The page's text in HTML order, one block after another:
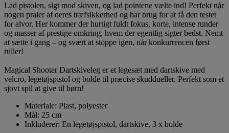
Lad pistolen, sigt mod skiven, og lad pointene vælte ind! Perfekt når
nogen praler af deres træfsikkerhed og har brug for at få den testet
for alvor. Her kommer der hurtigt fuldt fokus, korte, intense runder
og masser af prestige omkring, hvem der egentlig sigter bedst. Nemt
at sætte i gang – og svært at stoppe igen, når konkurrencen først
ruller!
Magical Shooter Dartskiveleg er et legesæt med dartskive med
velcro, legetøjspistol og bolde til præcise skuddueller. Perfekt som et
sjovt spil at give til børn!
Materiale: Plast, polyester
Mål: 25 cm
Inkluderer: En legetøjspistol, dartskive, 3 x bolde